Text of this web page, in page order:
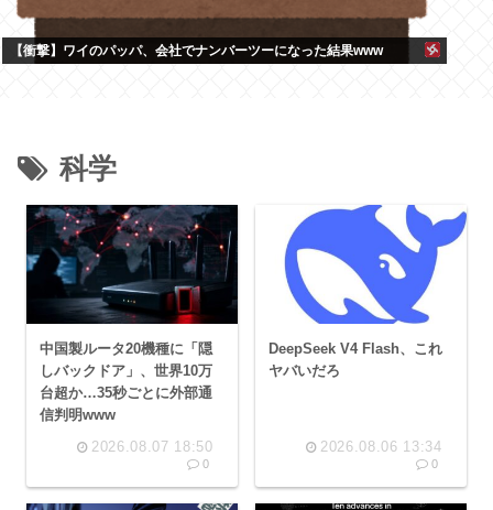
【衝撃】ワイのパッパ、会社でナンバーツーになった結果www
科学
中国製ルータ20機種に「隠
しバックドア」、世界10万
台超か…35秒ごとに外部通
信判明www
2026.08.07 18:50
0
DeepSeek V4 Flash、これ
ヤバいだろ
2026.08.06 13:34
0